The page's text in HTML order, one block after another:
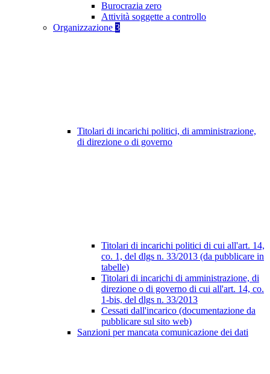
Burocrazia zero
Attività soggette a controllo
Organizzazione 3
Titolari di incarichi politici, di amministrazione,
di direzione o di governo
Titolari di incarichi politici di cui all'art. 14,
co. 1, del dlgs n. 33/2013 (da pubblicare in
tabelle)
Titolari di incarichi di amministrazione, di
direzione o di governo di cui all'art. 14, co.
1-bis, del dlgs n. 33/2013
Cessati dall'incarico (documentazione da
pubblicare sul sito web)
Sanzioni per mancata comunicazione dei dati